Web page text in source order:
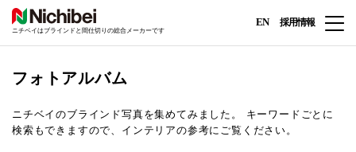
ニチベイはブラインドと間仕切りの総合メーカーです
EN 採用情報
フォトアルバム
ニチベイのブラインド写真を集めてみました。
キーワードごとに
検索もできますので、インテリアの参考にご覧ください。